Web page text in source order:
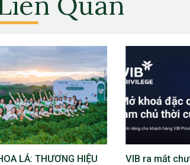
chương trình “VIB
Giải Vô địch